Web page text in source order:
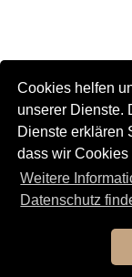
Cookies helfen
unserer Dienste.
Dienste erklären
dass wir Cookies
Weitere
Datenschutz